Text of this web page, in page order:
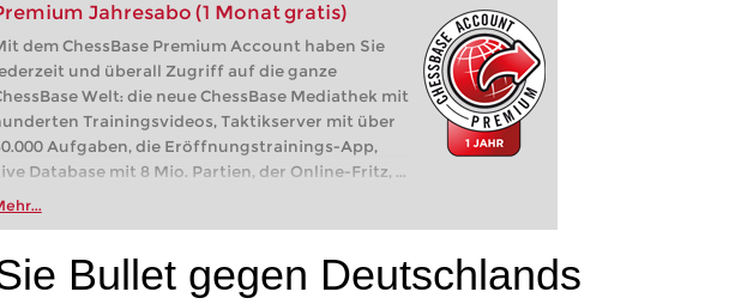
Jahresabo (1 Monat gratis)
dem ChessBase Premium Account haben Sie
und überall Zugriff auf die ganze
Welt: die neue ChessBase Mediathek mit
Trainingsvideos, Taktikserver mit über
Aufgaben, die Eröffnungstrainings-App,
Database mit 8 Mio. Partien, der Online-Fritz, ...
Bullet gegen Deutschlands